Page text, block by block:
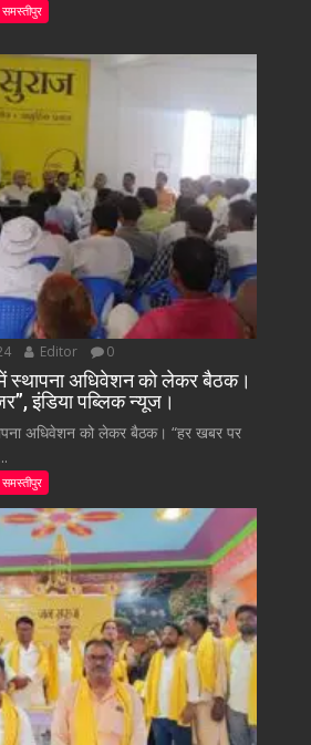
समस्तीपुर
Editor 0
स्थापना अधिवेशन को लेकर बैठक।
इंडिया पब्लिक न्यूज।
अधिवेशन को लेकर बैठक। “हर खबर पर
समस्तीपुर